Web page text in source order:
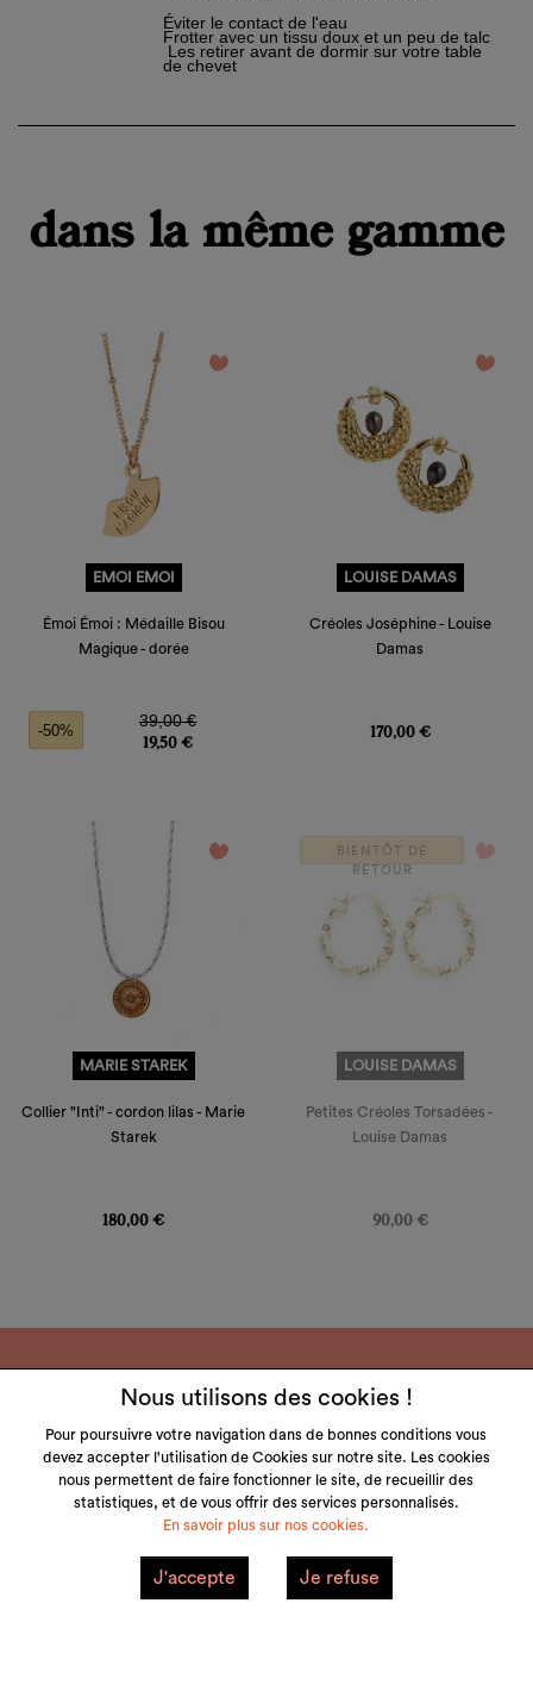
Éviter le contact de l'eau
Frotter avec un tissu doux et un peu de talc
Les retirer avant de dormir sur votre table
de chevet
dans la même gamme
favorite_border
EMOI EMOI
Émoi Émoi : Médaille Bisou
Magique - dorée
Prix de base
39,00 €
-50%
Prix
19,50 €
favorite_border
LOUISE DAMAS
Créoles Joséphine - Louise
Damas
170,00 €
favorite_border
MARIE STAREK
Collier "Inti" - cordon lilas - Marie
Starek
180,00 €
BIENTÔT DE
RETOUR
favorite_border
LOUISE DAMAS
Petites Créoles Torsadées -
Louise Damas
90,00 €
LITTLE & TALL
SERVICE CLIENT
NOS MARQUES
Nous utilisons des cookies !
Pour poursuivre votre navigation dans de bonnes conditions vous
devez accepter l'utilisation de Cookies sur notre site. Les cookies
nous permettent de faire fonctionner le site, de recueillir des
statistiques, et de vous offrir des services personnalisés.
En savoir plus sur nos cookies.
J'accepte Je refuse